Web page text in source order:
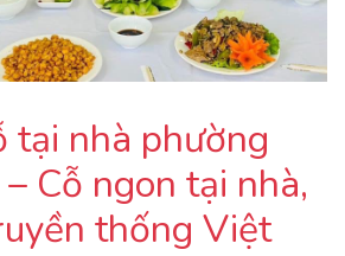
tại nhà phường
Cỗ ngon tại nhà,
thống Việt